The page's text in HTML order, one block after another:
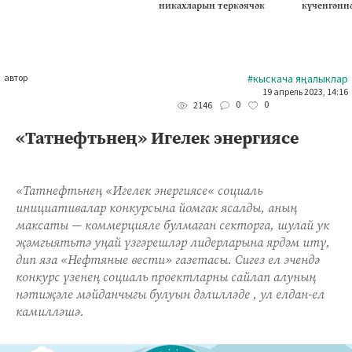
никахларын теркәячәк
автор #кыскача яңалыклар
19 апрель 2023, 14:16
2146
0 0
«Татнефтьнең» Игелек энергиясе
«Татнефтьнең «Игелек энергиясе« социаль
инициативалар конкурсына йомгак ясалды, аның
максаты — коммерцияле булмаган секторга, шулай ук
җәмгыятьтә уңай үзгәрешләр лидерларына ярдәм итү,
дип яза «Нефтяные вести» газетасы. Сигез ел эчендә
конкурс үзенең социаль проектларны сайлап алуның
нәтиҗәле мәйданчыгы булуын дәлилләде , ул елдан-ел
камилләшә.